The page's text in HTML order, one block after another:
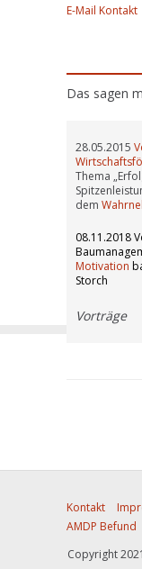
E-Mail Kontakt
Das sagen
28.05.2015
Thema
dem
08.11.2018
Motivation
Storch
Vorträge
Kontakt
AMDP Befund
Copyright